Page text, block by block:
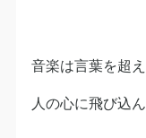
音楽は言葉を超
人の心に飛び込